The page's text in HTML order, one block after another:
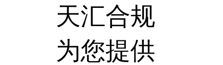
天汇合规
为您提供